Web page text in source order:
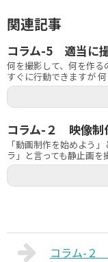
関連記事
コラム-5 適当に
何を撮影して、何を作
すぐに行動できますが
コラム-２ 映像制
「動画制作を始めよう
ラ」と言っても静止画を
コラム-２